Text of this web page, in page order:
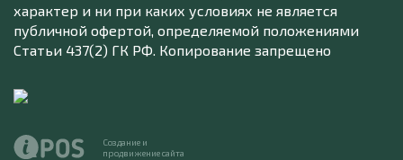
характер и ни при каких условиях не является
публичной офертой, определяемой положениями
Статьи 437(2) ГК РФ. Копирование запрещено
Создание и
продвижение сайта